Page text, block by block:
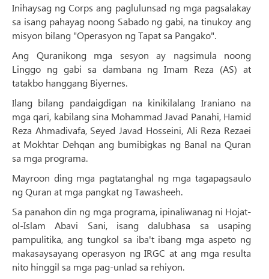
Inihaysag ng Corps ang paglulunsad ng mga pagsalakay
sa isang pahayag noong Sabado ng gabi, na tinukoy ang
misyon bilang "Operasyon ng Tapat sa Pangako".
Ang Quranikong mga sesyon ay nagsimula noong
Linggo ng gabi sa dambana ng Imam Reza (AS) at
tatakbo hanggang Biyernes.
Ilang bilang pandaigdigan na kinikilalang Iraniano na
mga qari, kabilang sina Mohammad Javad Panahi, Hamid
Reza Ahmadivafa, Seyed Javad Hosseini, Ali Reza Rezaei
at Mokhtar Dehqan ang bumibigkas ng Banal na Quran
sa mga programa.
Mayroon ding mga pagtatanghal ng mga tagapagsaulo
ng Quran at mga pangkat ng Tawasheeh.
Sa panahon din ng mga programa, ipinaliwanag ni Hojat-
ol-Islam Abavi Sani, isang dalubhasa sa usaping
pampulitika, ang tungkol sa iba't ibang mga aspeto ng
makasaysayang operasyon ng IRGC at ang mga resulta
nito hinggil sa mga pag-unlad sa rehiyon.